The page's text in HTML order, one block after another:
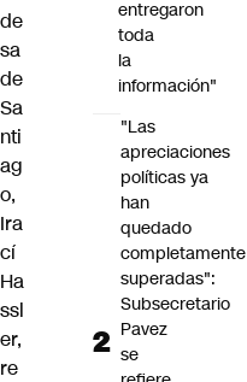
de
sa
de
Sa
nti
ag
o,
Ira
cí
Ha
ssl
er,
re
entregaron
toda
la
información"
"Las
apreciaciones
políticas ya
han
quedado
completamente
superadas":
Subsecretario
Pavez
se